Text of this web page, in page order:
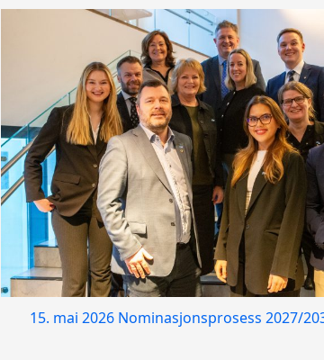
15. mai 2026 Nominasjonsprosess 2027/